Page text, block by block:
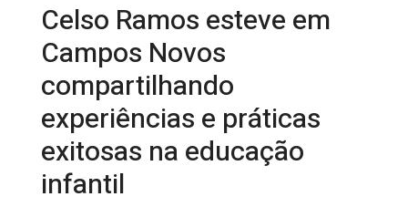
Celso Ramos esteve em
Campos Novos
compartilhando
experiências e práticas
exitosas na educação
infantil